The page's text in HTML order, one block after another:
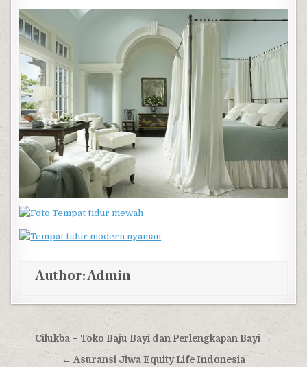
Author:Admin
Post navigation
Cilukba – Toko Baju Bayi dan Perlengkapan Bayi →
← Asuransi Jiwa Equity Life Indonesia